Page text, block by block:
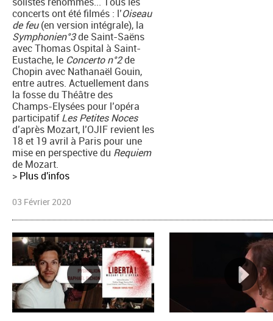
concerts ont été filmés : l’Oiseau
de feu(en version intégrale), la
Symphonien°3de Saint-Saëns
avec Thomas Ospital à Saint-
Eustache, le Concerto n°2de
Chopin avec Nathanaël Gouin,
entre autres. Actuellement dans
la fosse du Théâtre des
Champs-Elysées pour l’opéra
participatifLes Petites Noces
d’après Mozart, l’OJIF revient les
18 et 19 avril à Paris pour une
mise en perspective du Requiem
de Mozart.
> Plus d'infos
03 Février 2020